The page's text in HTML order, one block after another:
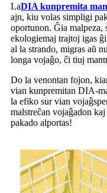
LaDIA kunpremita
ajn, kiu volas simpligi
oportunon. Ĝia malpeza,
ekologiemaj trajtoj igas
al la strando, migras aŭ
longa vojaĝo, ĉi tiuj
Do la venontan fojon,
vian kunpremitan DIA-
la efiko sur vian
malstreĉan vojaĝadon
pakado alportas!